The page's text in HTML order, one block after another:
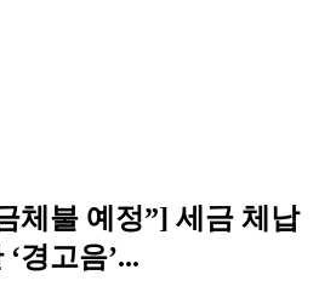
체불 예정”] 세금 체납
경고음’...